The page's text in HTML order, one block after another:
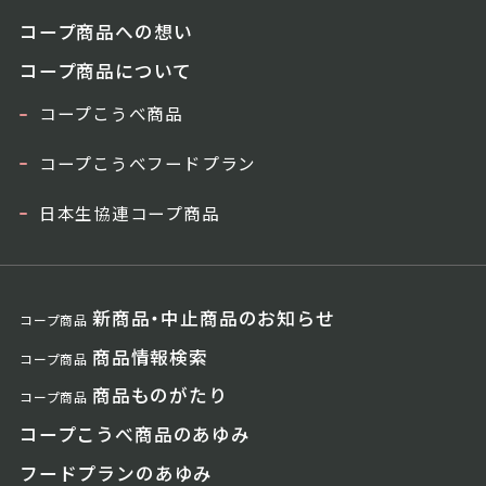
コープ商品への想い
コープ商品について
コープこうべ商品
コープこうべフードプラン
日本生協連コープ商品
コープ商品 新商品・中止商品のお知らせ
コープ商品 商品情報検索
コープ商品 商品ものがたり
コープこうべ商品のあゆみ
フードプランのあゆみ